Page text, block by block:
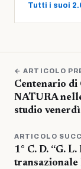
Tutti i suoi
← ARTICOLO
Centenario
NATURA
studio
ARTICOLO
1° C. D. “G.
transazionale